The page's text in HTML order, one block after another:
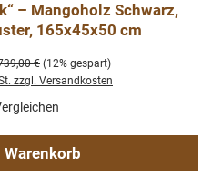
– Mangoholz Schwarz,
165x45x50 cm
Preis:
€ (12% gespart)
zzgl. Versandkosten
Warenkorb